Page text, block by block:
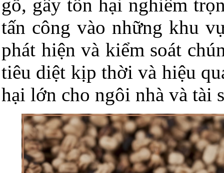
gỗ, gây tổn hại nghiêm
tấn công vào những khu
phát hiện và kiểm soát
tiêu diệt kịp thời và hiệu
hại lớn cho ngôi nhà và tài